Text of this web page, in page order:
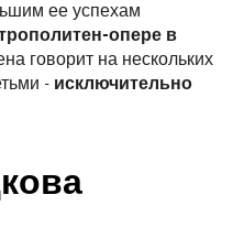
ее успехам
опере в
говорит на нескольких
- исключительно